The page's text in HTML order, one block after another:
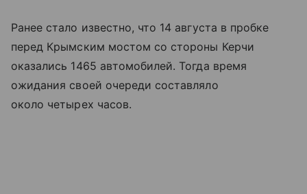
Ранее стало известно, что 14 августа в пробке
перед Крымским мостом со стороны Керчи
оказались 1465 автомобилей. Тогда время
ожидания своей очереди составляло
около четырех часов.